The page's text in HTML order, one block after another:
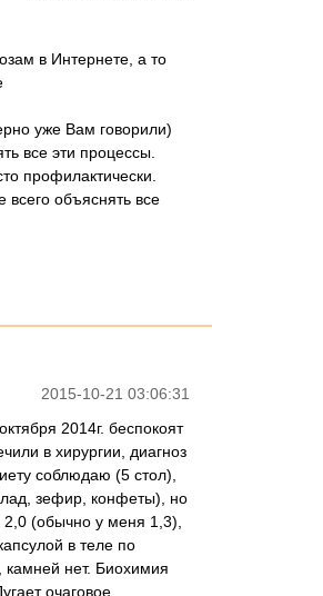
в Интернете, а то
уже Вам говорили)
все эти процессы.
профилактически.
объяснять все
2015-10-21 03:06:31
2014г. беспокоят
в хирургии, диагноз
соблюдаю (5 стол),
зефир, конфеты), но
(обычно у меня 1,3),
в теле по
камней нет. Биохимия
очаговое